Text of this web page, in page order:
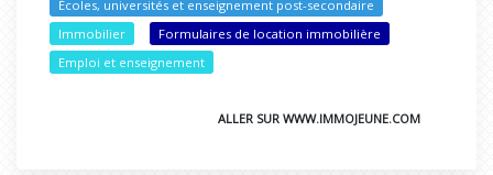
Écoles, universités et enseignement post-secondaire
Immobilier
Formulaires de location immobilière
Emploi et enseignement
ALLER SUR WWW.IMMOJEUNE.COM